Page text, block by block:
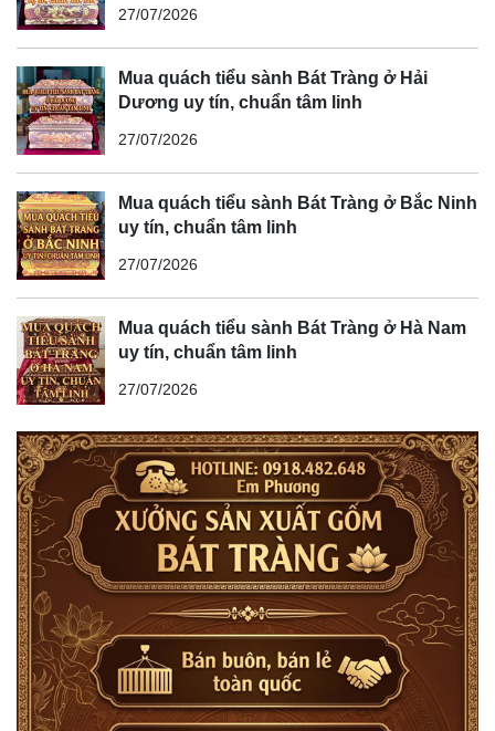
27/07/2026
Mua quách tiểu sành Bát Tràng ở Hải
Dương uy tín, chuẩn tâm linh
27/07/2026
Mua quách tiểu sành Bát Tràng ở Bắc Ninh
uy tín, chuẩn tâm linh
27/07/2026
Mua quách tiểu sành Bát Tràng ở Hà Nam
uy tín, chuẩn tâm linh
27/07/2026